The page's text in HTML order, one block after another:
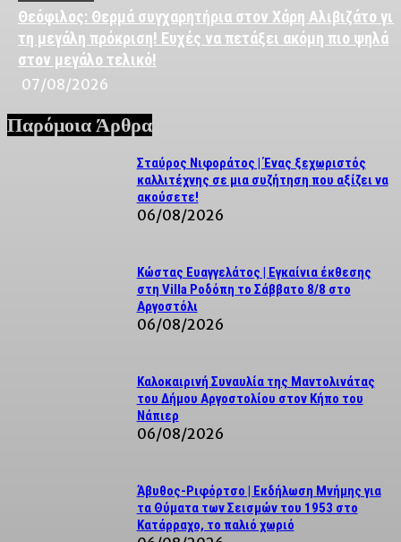
Θεόφιλος: Θερμά συγχαρητήρια στον Χάρη Αλιβιζάτο για
τη μεγάλη πρόκριση! Ευχές να πετάξει ακόμη πιο ψηλά
στον μεγάλο τελικό!
07/08/2026
Παρόμοια Άρθρα
Σταύρος Νιφοράτος | Ένας ξεχωριστός
καλλιτέχνης σε μια συζήτηση που αξίζει να
ακούσετε!
06/08/2026
Κώστας Ευαγγελάτος | Εγκαίνια έκθεσης
στη Villa Ροδόπη το Σάββατο 8/8 στο
Αργοστόλι
06/08/2026
Καλοκαιρινή Συναυλία της Μαντολινάτας
του Δήμου Αργοστολίου στον Κήπο του
Νάπιερ
06/08/2026
Άβυθος-Ριφόρτσο | Εκδήλωση Μνήμης για
τα Θύματα των Σεισμών του 1953 στο
Κατάρραχο, το παλιό χωριό